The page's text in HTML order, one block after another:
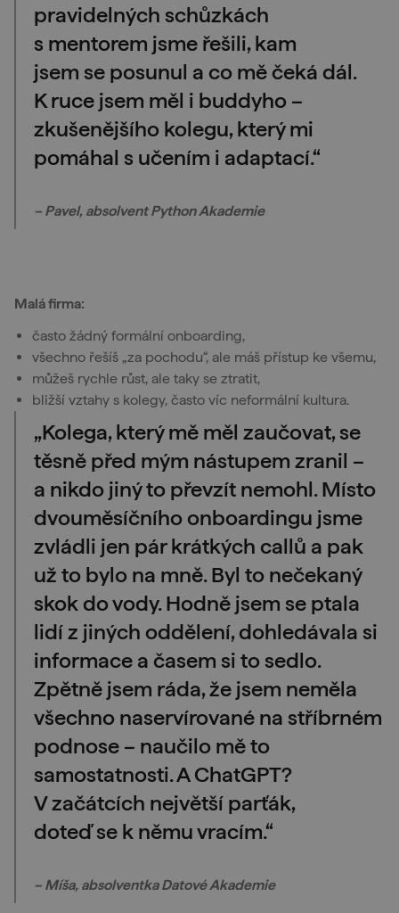
pravidelných schůzkách
s mentorem jsme řešili, kam
jsem se posunul a co mě čeká dál.
K ruce jsem měl i buddyho –
zkušenějšího kolegu, který mi
pomáhal s učením i adaptací.“
– Pavel, absolvent Python Akademie
Malá firma:
často žádný formální onboarding,
všechno řešíš „za pochodu“, ale máš přístup ke všemu,
můžeš rychle růst, ale taky se ztratit,
bližší vztahy s kolegy, často víc neformální kultura.
„Kolega, který mě měl zaučovat, se
těsně před mým nástupem zranil –
a nikdo jiný to převzít nemohl. Místo
dvouměsíčního onboardingu jsme
zvládli jen pár krátkých callů a pak
už to bylo na mně. Byl to nečekaný
skok do vody. Hodně jsem se ptala
lidí z jiných oddělení, dohledávala si
informace a časem si to sedlo.
Zpětně jsem ráda, že jsem neměla
všechno naservírované na stříbrném
podnose – naučilo mě to
samostatnosti. A ChatGPT?
V začátcích největší parťák,
doteď se k němu vracím.“
– Míša, absolventka Datové Akademie